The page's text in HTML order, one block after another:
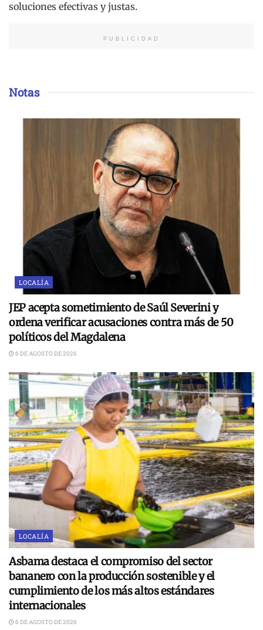
soluciones efectivas y justas.
PUBLICIDAD
Notas
LOCALÍA
JEP acepta sometimiento de Saúl Severini y
ordena verificar acusaciones contra más de 50
políticos del Magdalena
6 DE AGOSTO DE 2026
LOCALÍA
Asbama destaca el compromiso del sector
bananero con la producción sostenible y el
cumplimiento de los más altos estándares
internacionales
6 DE AGOSTO DE 2026